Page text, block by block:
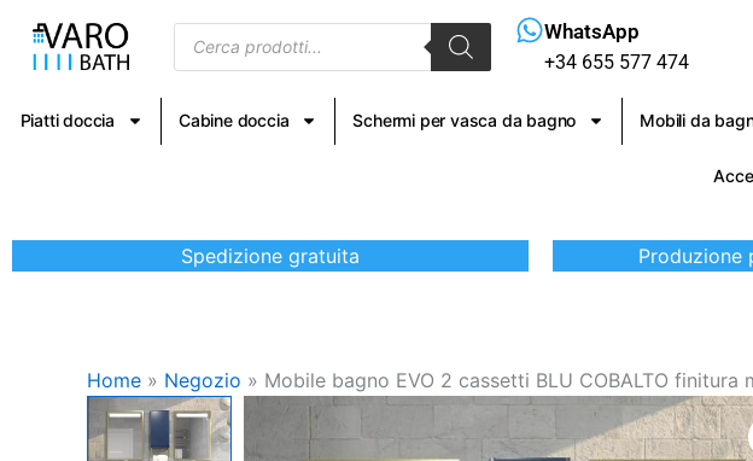
contenuto
Products
search
WhatsApp
+34 655 577 474
Piatti doccia Cabine doccia Schermi per vasca da bagno Mobili da
Spedizione gratuita Produzione
Home » Negozio » Mobile bagno EVO 2 cassetti BLU COBALTO